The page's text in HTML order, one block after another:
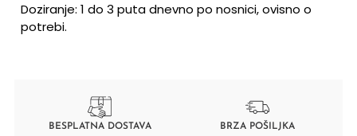
Doziranje: 1 do 3 puta dnevno po nosnici, ovisno o
potrebi.
BESPLATNA DOSTAVA BRZA POŠILJKA